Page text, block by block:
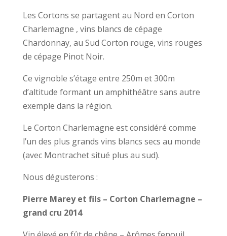
Les Cortons se partagent au Nord en Corton
Charlemagne , vins blancs de cépage
Chardonnay, au Sud Corton rouge, vins rouges
de cépage Pinot Noir.
Ce vignoble s’étage entre 250m et 300m
d’altitude formant un amphithéâtre sans autre
exemple dans la région.
Le Corton Charlemagne est considéré comme
l’un des plus grands vins blancs secs au monde
(avec Montrachet situé plus au sud).
Nous dégusterons :
Pierre Marey et fils – Corton Charlemagne –
grand cru 2014